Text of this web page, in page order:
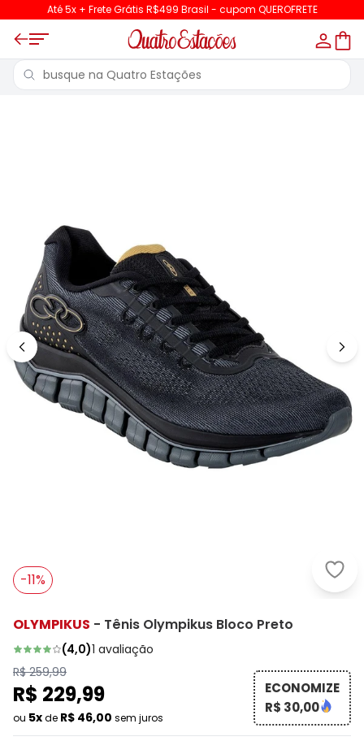
Até 5x + Frete Grátis R$499 Brasil - cupom QUEROFRETE
-11%
OLYMPIKUS - Tênis Olympikus Bloco Preto
(4,0)1 avaliação
R$ 259,99
R$ 229,99
ou 5xde R$ 46,00 sem juros
ECONOMIZE
R$ 30,00